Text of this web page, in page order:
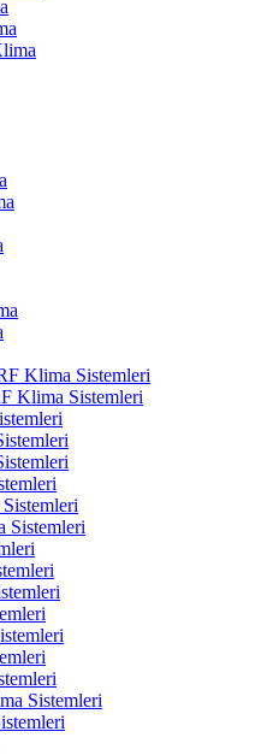
Klima Sistemleri
Klima Sistemleri
Sistemleri
Sistemleri